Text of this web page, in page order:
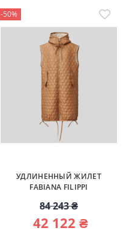
-50%
УДЛИНЕННЫЙ ЖИЛЕТ
FABIANA FILIPPI
84 243 ₴
42 122 ₴